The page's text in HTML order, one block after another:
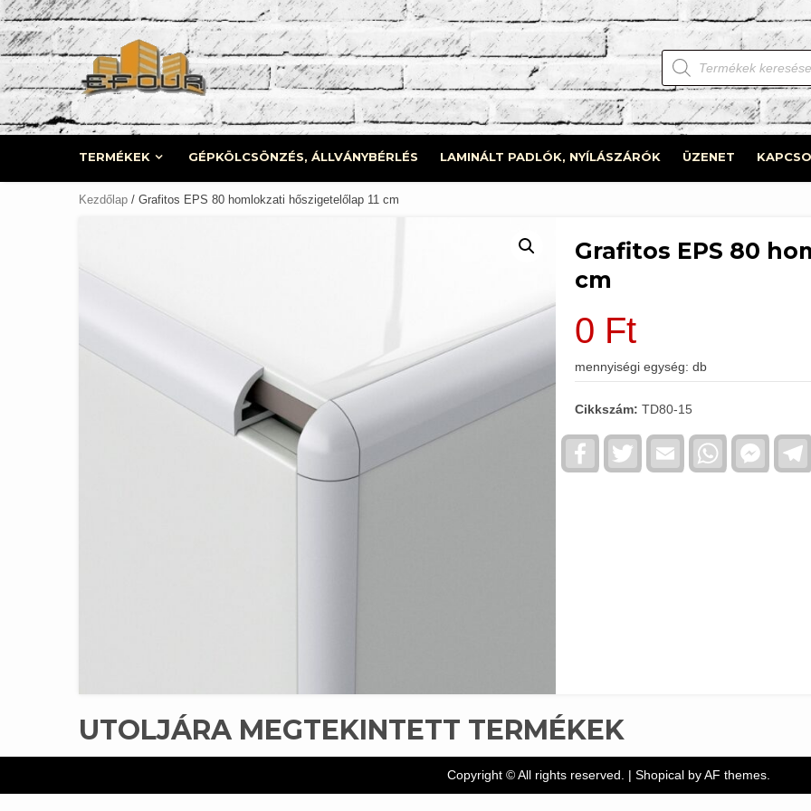
Skip
to
content
Products
search
TERMÉKEK GÉPKÖLCSÖNZÉS, ÁLLVÁNYBÉRLÉS LAMINÁLT PADLÓK, NYÍLÁSZÁRÓK ÜZENET
Kezdőlap / Grafitos EPS 80 homlokzati hőszigetelőlap 11 cm
Grafitos EPS 80
cm
0 Ft
mennyiségi egység: db
Cikkszám:TD80-15
FacebookTwitter Email WhatsApp
UTOLJÁRA MEGTEKINTETT TERMÉKEK
Copyright © All rights reserved. | Shopicalby AF themes.